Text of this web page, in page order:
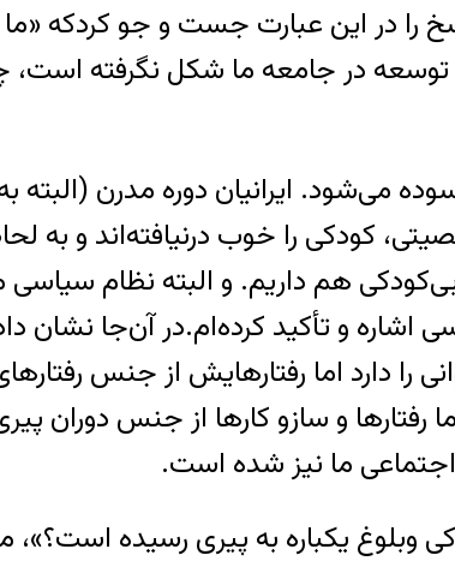
را در این عبارت جست و جو کردکه
در جامعه ما شکل نگرفته است،
می‌شود. ایرانیان دوره مدرن (البته
کودکی را خوب درنیافته‌اند و
هم داریم. و البته نظام
و تأکید کرده‌ام.در آن‌جا نشان
دارد اما رفتارهایش از جنس
رفتارها و سازو کارها از جنس دوران
ما نیز شده است.
وبلوغ یکباره به پیری رسیده